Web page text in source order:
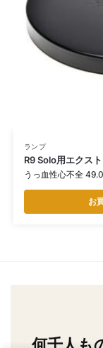
ランプ
R9 Solo用エクス
うっ血性心不全
お